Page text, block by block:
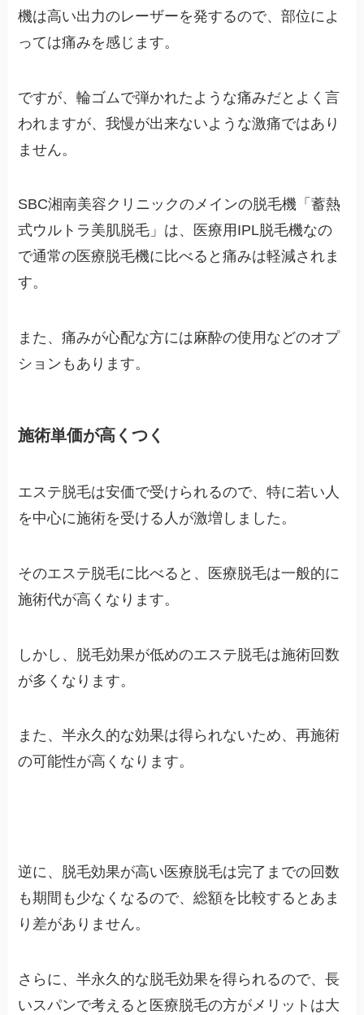
機は高い出力のレーザーを発するので、部位によ
っては痛みを感じます。
ですが、輪ゴムで弾かれたような痛みだとよく言
われますが、我慢が出来ないような激痛ではあり
ません。
SBC湘南美容クリニックのメインの脱毛機「蓄熱
式ウルトラ美肌脱毛」は、医療用IPL脱毛機なの
で通常の医療脱毛機に比べると痛みは軽減されま
す。
また、痛みが心配な方には麻酔の使用などのオプ
ションもあります。
施術単価が高くつく
エステ脱毛は安価で受けられるので、特に若い人
を中心に施術を受ける人が激増しました。
そのエステ脱毛に比べると、医療脱毛は一般的に
施術代が高くなります。
しかし、脱毛効果が低めのエステ脱毛は施術回数
が多くなります。
また、半永久的な効果は得られないため、再施術
の可能性が高くなります。
逆に、脱毛効果が高い医療脱毛は完了までの回数
も期間も少なくなるので、総額を比較するとあま
り差がありません。
さらに、半永久的な脱毛効果を得られるので、長
いスパンで考えると医療脱毛の方がメリットは大